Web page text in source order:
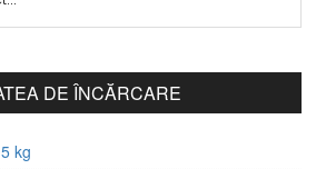
DE ÎNCĂRCARE
kg